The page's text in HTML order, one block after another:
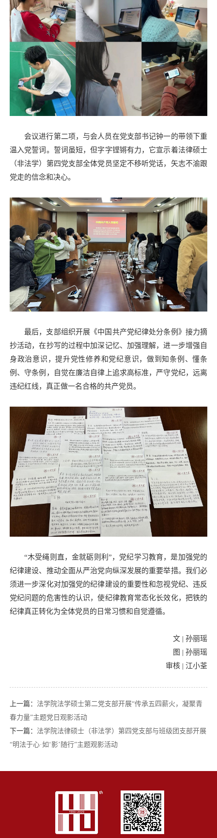
会议进行第二项，与会人员在党支部书记钟一的带领下重
温入党誓词。誓词虽短，但字字铿锵有力，它宣示着法律硕士
（非法学）第四党支部全体党员坚定不移听党话，矢志不渝跟
党走的信念和决心。
最后，支部组织开展《中国共产党纪律处分条例》接力摘
抄活动，在抄写的过程中加深记忆、加强理解，进一步增强自
身政治意识，提升党性修养和党纪意识，做到知条例、懂条
例、守条例，自觉在廉洁自律上追求高标准，严守党纪，远离
违纪红线，真正做一名合格的共产党员。
“木受绳则直，金就砺则利”，党纪学习教育，是加强党的
纪律建设、推动全面从严治党向纵深发展的重要举措。我们必
须进一步深化对加强党的纪律建设的重要性和忽视党纪、违反
党纪问题的危害性的认识，使纪律教育常态化长效化，把铁的
纪律真正转化为全体党员的日常习惯和自觉遵循。
文 | 孙丽瑶
图 | 孙丽瑶
审核 | 江小荃
上一篇： 法学院法学硕士第二党支部开展“传承五四薪火，凝聚青
春力量”主题党日观影活动
下一篇： 法学院法律硕士（非法学）第四党支部与班级团支部开展
“明法于心·如‘影’随行”主题观影活动